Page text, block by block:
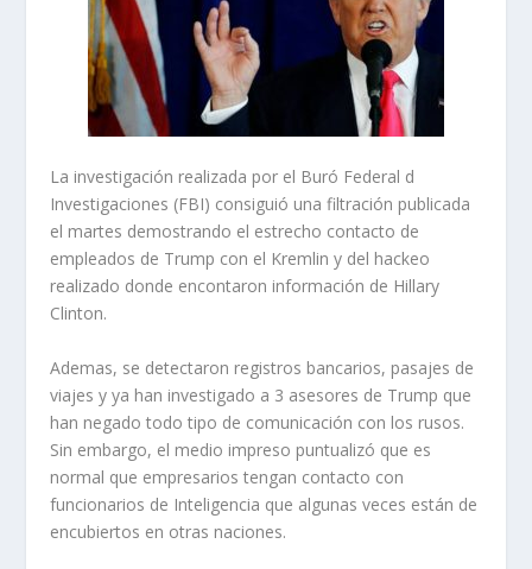
La investigación realizada por el Buró Federal d
Investigaciones (FBI) consiguió una filtración publicada
el martes demostrando el estrecho contacto de
empleados de Trump con el Kremlin y del hackeo
realizado donde encontaron información de Hillary
Clinton.
Ademas, se detectaron registros bancarios, pasajes de
viajes y ya han investigado a 3 asesores de Trump que
han negado todo tipo de comunicación con los rusos.
Sin embargo, el medio impreso puntualizó que es
normal que empresarios tengan contacto con
funcionarios de Inteligencia que algunas veces están de
encubiertos en otras naciones.